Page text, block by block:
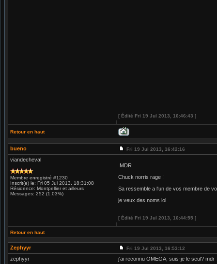
[ Édité Fri 19 Jul 2013, 16:46:43 ]
Retour en haut
bueno Fri 19 Jul 2013, 16:42:16
viandecheval
Membre enregistré #1230
Inscrit(e) le: Fri 05 Jul 2013, 18:31:08
Résidence: Montpellier et ailleurs
Messages: 252 (1.03%)
MDR
Chuck norris rage !
Sa ressemble a l'un de vos membre de
je veux des noms lol
[ Édité Fri 19 Jul 2013, 16:44:55 ]
Retour en haut
Zephyyr Fri 19 Jul 2013, 16:53:12
zephyyr j'ai reconnu OMEGA, suis-je le seul? mdr